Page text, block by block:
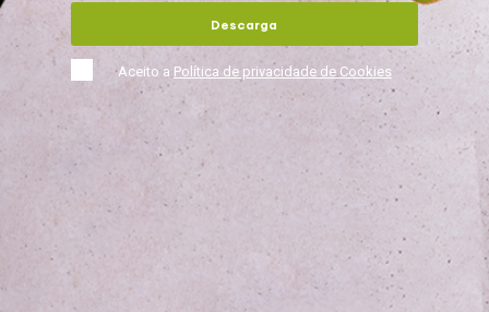
Aceito a Política de privacidade de Cookies
Descarga